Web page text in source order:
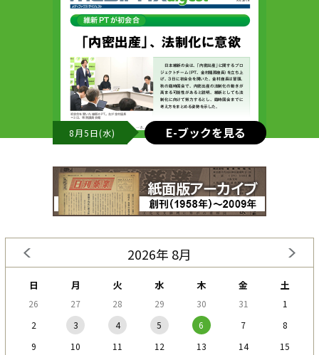
8月5日(水) E-ブックを見る
2026年 8月
日 月 火 水 木 金 土
26 27 28 29 30 31
1
2
3 4 5 6 7
8
9
10 11 12 13 14
15